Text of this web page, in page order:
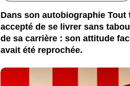
Dans son autobiographie
accepté de se livrer sans
de sa carrière : son attitude
avait été reprochée.